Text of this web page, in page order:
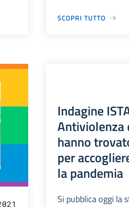
SCOPRI TUTTO
Indagine
Antiviolenza
hanno
per
la pandemia
Si pubblica oggi la